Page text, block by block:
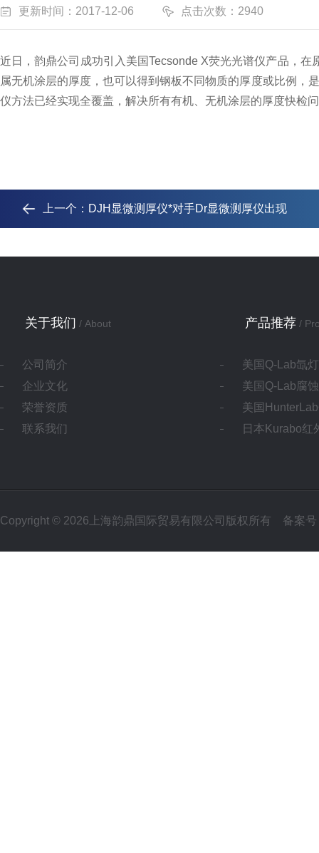
更新时间：2017-12-06 点击次数：2940
近日，韵鼎公司成功引入美国Tecsonde X荧光光谱仪产品，在
属无机涂层的厚度，也可以得到钢板不同物质的厚度或比例，
仪方法已经实现全覆盖，解决所有有机、无机涂层的厚度快检
上一个： DJH显微测厚仪*对手Dr显微测厚仪出现
关于我们 / About
公司简介
企业文化
荣誉资质
联系我们
产品推荐 /
美国Q-Lab氙
美国Q-Lab腐
美国
日本Kurabo红
Copyright © 2026上海韵鼎国际贸易有限公司版权所有 备案